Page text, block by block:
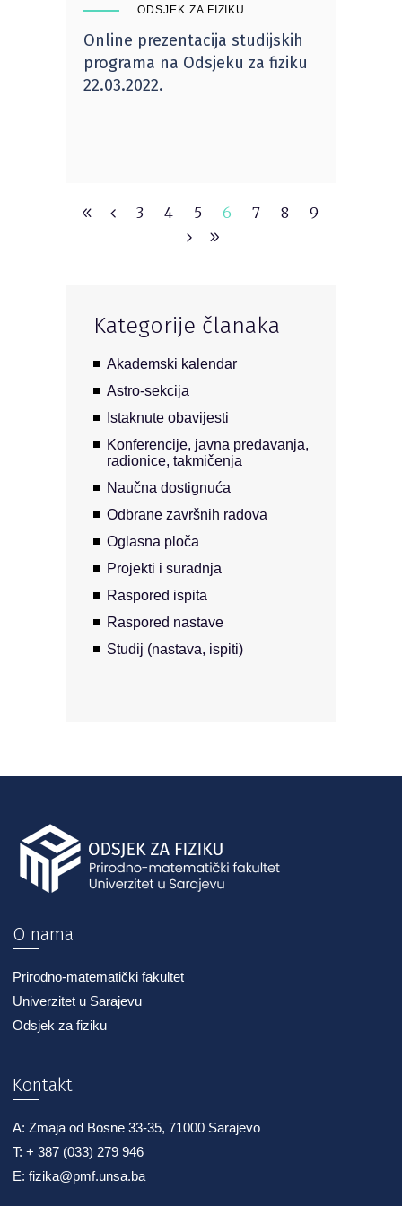
ODSJEK ZA FIZIKU
Online prezentacija studijskih
programa na Odsjeku za fiziku
22.03.2022.
3 4 5 6 7 8 9
Kategorije članaka
Akademski kalendar
Astro-sekcija
Istaknute obavijesti
Konferencije, javna predavanja,
radionice, takmičenja
Naučna dostignuća
Odbrane završnih radova
Oglasna ploča
Projekti i suradnja
Raspored ispita
Raspored nastave
Studij (nastava, ispiti)
O nama
Prirodno-matematički fakultet
Univerzitet u Sarajevu
Odsjek za fiziku
Kontakt
A: Zmaja od Bosne 33-35, 71000 Sarajevo
T: + 387 (033) 279 946
E: fizika@pmf.unsa.ba